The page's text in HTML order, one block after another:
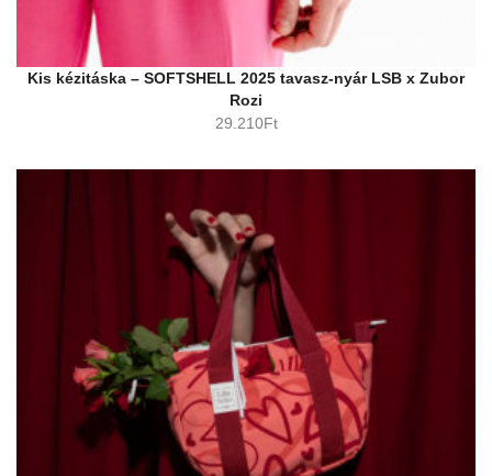
Kis kézitáska – SOFTSHELL 2025 tavasz-nyár LSB x Zubor
Rozi
29.210Ft